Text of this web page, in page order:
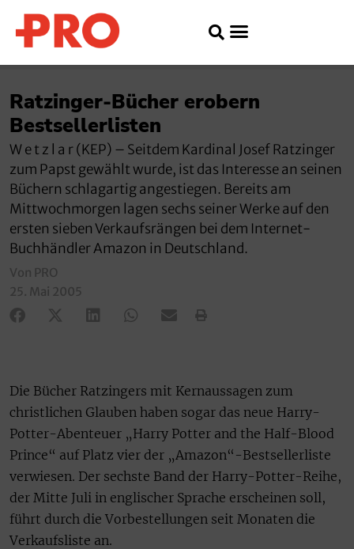
Ratzinger-Bücher erobern
Bestsellerlisten
W e t z l a r (KEP) – Seitdem Kardinal Josef Ratzinger
zum Papst gewählt wurde, ist das Interesse an seinen
Büchern schlagartig angestiegen. Bereits am
Mittwochmorgen lagen sechs seiner Werke auf den
ersten sieben Verkaufsrängen bei dem Internet-
Buchhändler Amazon in Deutschland.
Von PRO
25. Mai 2005
Die Bücher Ratzingers mit Kernaussagen zum
christlichen Glauben haben sogar das neue Harry-
Potter-Abenteuer „Harry Potter and the Half-Blood
Prince“ auf Platz vier der „Amazon“-Bestsellerliste
verwiesen. Der sechste Band der Harry-Potter-Reihe,
der Mitte Juli in englischer Sprache erscheinen soll,
führt durch die Vorbestellungen seit Monaten die
Verkaufsliste an.